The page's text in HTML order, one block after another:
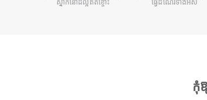
ស្នាក់នៅដ៏ល្អឥតខ្ចោះ
ធ្វើដំណើរទាំងអស់
កុំ